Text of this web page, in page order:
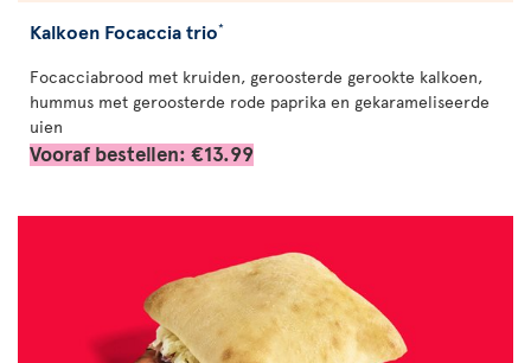
Kalkoen Focaccia trio*
Focacciabrood met kruiden, geroosterde gerookte kalkoen,
hummus met geroosterde rode paprika en gekarameliseerde
uien
Vooraf bestellen: €13.99